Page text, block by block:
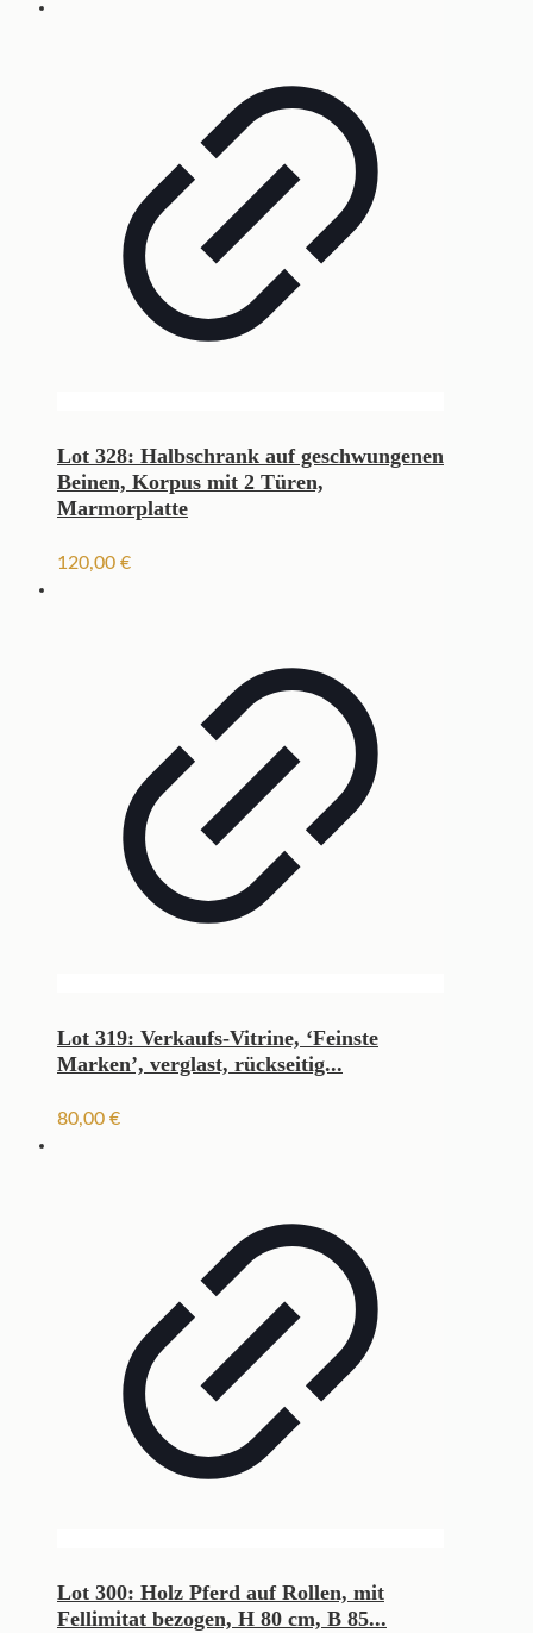
Lot 328: Halbschrank auf geschwungenen
Beinen, Korpus mit 2 Türen,
Marmorplatte
120,00 €
Lot 319: Verkaufs-Vitrine, ‘Feinste
Marken’, verglast, rückseitig...
80,00 €
Lot 300: Holz Pferd auf Rollen, mit
Fellimitat bezogen, H 80 cm, B 85...